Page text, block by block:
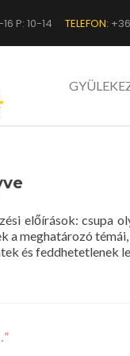
P: 10-14 TELEFON:
előírások: csupa
a meghatározó
és feddhetetlenek